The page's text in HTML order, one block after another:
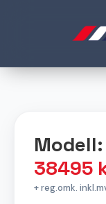
38495
+ reg.omk.